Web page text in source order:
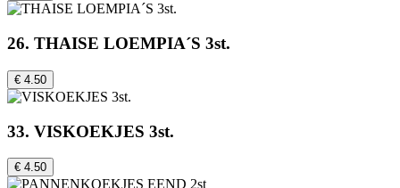
26. THAISE LOEMPIA´S 3st.
€ 4.50
33. VISKOEKJES 3st.
€ 4.50